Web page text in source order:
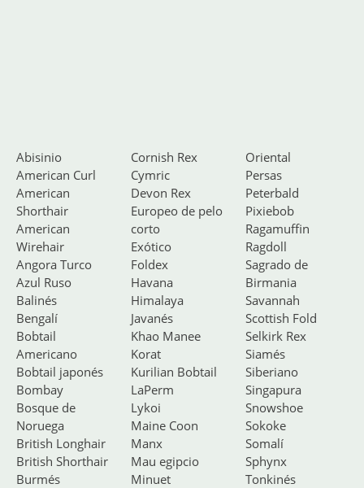
Abisinio
American Curl
American
Shorthair
American
Wirehair
Angora Turco
Azul Ruso
Balinés
Bengalí
Bobtail
Americano
Bobtail japonés
Bombay
Bosque de
Noruega
British Longhair
British Shorthair
Burmés
Cornish Rex
Cymric
Devon Rex
Europeo de pelo
corto
Exótico
Foldex
Havana
Himalaya
Javanés
Khao Manee
Korat
Kurilian Bobtail
LaPerm
Lykoi
Maine Coon
Manx
Mau egipcio
Minuet
Oriental
Persas
Peterbald
Pixiebob
Ragamuffin
Ragdoll
Sagrado de
Birmania
Savannah
Scottish Fold
Selkirk Rex
Siamés
Siberiano
Singapura
Snowshoe
Sokoke
Somalí
Sphynx
Tonkinés